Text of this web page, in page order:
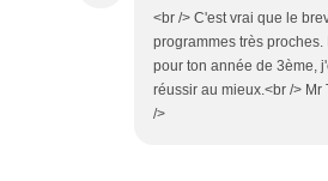
<br /> C'est vrai que le
programmes très
pour ton année de 3ème,
réussir au mieux.<br />
/>